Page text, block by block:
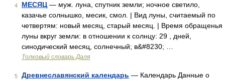
4 МЕСЯЦ — муж. луна, спутник земли; ночное светило,
казачье солнышко, месик, смол. | Вид луны, считаемый по
четвертям: новый месяц, старый месяц. | Время обращенья
луны вкруг земли: в отношении к солнцу: 29 , дней,
синодический месяц, солнечный; в&#8230; …
Толковый словарь Даля
5 Древнеславянский календарь — Календарь Данные о